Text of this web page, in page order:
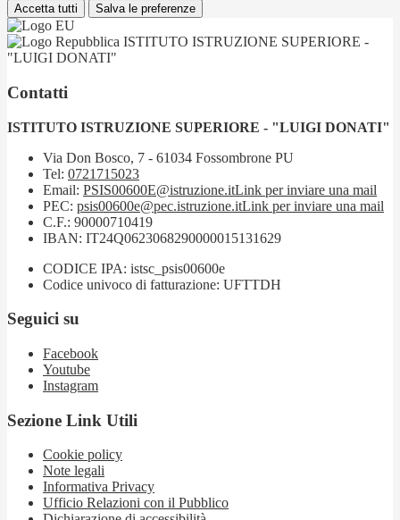
Accetta tutti Salva le preferenze
ISTITUTO ISTRUZIONE SUPERIORE -
"LUIGI DONATI"
Contatti
ISTITUTO ISTRUZIONE SUPERIORE - "LUIGI DONATI"
Via Don Bosco, 7 - 61034 Fossombrone PU
Tel: 0721715023
Email: PSIS00600E@istruzione.itLink per inviare una mail
PEC: psis00600e@pec.istruzione.itLink per inviare una mail
C.F.: 90000710419
IBAN: IT24Q0623068290000015131629
CODICE IPA: istsc_psis00600e
Codice univoco di fatturazione: UFTTDH
Seguici su
Facebook
Youtube
Instagram
Sezione Link Utili
Cookie policy
Note legali
Informativa Privacy
Ufficio Relazioni con il Pubblico